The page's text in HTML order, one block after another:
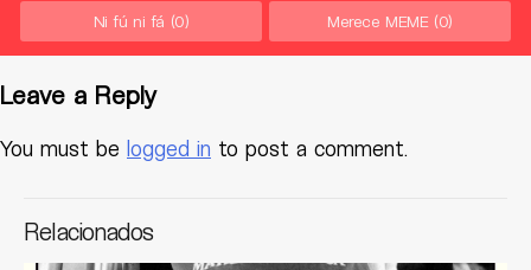
Ni fú ni fá (0) Merece MEME (0)
Leave a Reply
You must be logged in to post a comment.
Relacionados